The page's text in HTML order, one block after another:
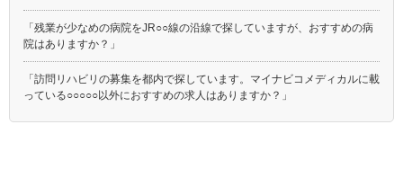
「残業が少なめの病院をJR○○線の沿線で探していますが、おすすめの病
院はありますか？」
「訪問リハビリの募集を都内で探しています。マイナビコメディカルに載
っている○○○○○以外におすすめの求人はありますか？」